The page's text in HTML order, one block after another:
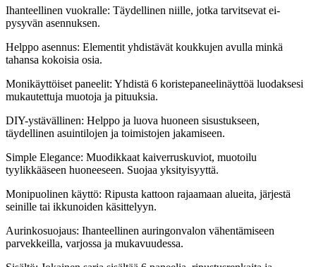
Ihanteellinen vuokralle: Täydellinen niille, jotka tarvitsevat ei-
pysyvän asennuksen.
Helppo asennus: Elementit yhdistävät koukkujen avulla minkä
tahansa kokoisia osia.
Monikäyttöiset paneelit: Yhdistä 6 koristepaneelinäyttöä luodaksesi
mukautettuja muotoja ja pituuksia.
DIY-ystävällinen: Helppo ja luova huoneen sisustukseen,
täydellinen asuintilojen ja toimistojen jakamiseen.
Simple Elegance: Muodikkaat kaiverruskuviot, muotoilu
tyylikkääseen huoneeseen. Suojaa yksityisyyttä.
Monipuolinen käyttö: Ripusta kattoon rajaamaan alueita, järjestä
seinille tai ikkunoiden käsittelyyn.
Aurinkosuojaus: Ihanteellinen auringonvalon vähentämiseen
parvekkeilla, varjossa ja mukavuudessa.